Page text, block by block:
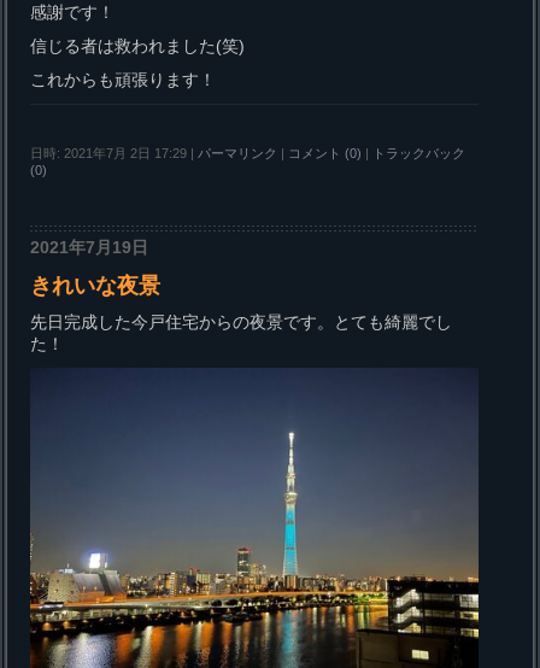
感謝です！
信じる者は救われました(笑)
これからも頑張ります！
日時: 2021年7月 2日 17:29 | パーマリンク | コメント (0) |
トラックバック
(0)
2021年7月19日
きれいな夜景
先日完成した今戸住宅からの夜景です。とても綺麗でし
た！